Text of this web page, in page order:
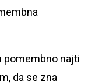
pomembno najti
da se zna